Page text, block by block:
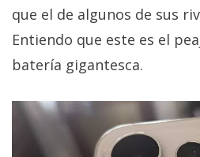
que el de algunos de sus
Entiendo que este es el
batería gigantesca.